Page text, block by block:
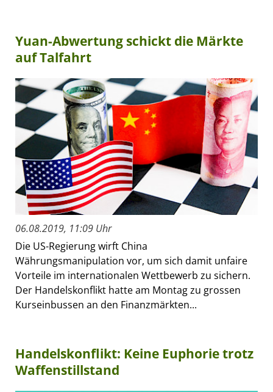
Yuan-Abwertung schickt die Märkte
auf Talfahrt
06.08.2019, 11:09 Uhr
Die US-Regierung wirft China
Währungsmanipulation vor, um sich damit unfaire
Vorteile im internationalen Wettbewerb zu sichern.
Der Handelskonflikt hatte am Montag zu grossen
Kurseinbussen an den Finanzmärkten...
Handelskonflikt: Keine Euphorie trotz
Waffenstillstand